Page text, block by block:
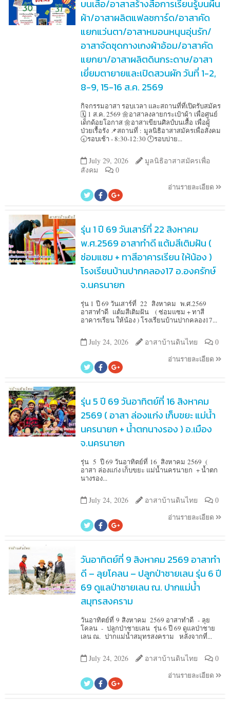
บนเสื้อ/อาสาสร้างสื่อการเรียนรู้บนผืน
ผ้า/อาสาผลิตแฟลชการ์ด/อาสาคัด
แยกแว่นตา/อาสาหมอนหนุนอุ่นรัก/
อาสาจัดชุดกางเกงผ้าอ้อม/อาสาคัด
แยกยา/อาสาผลิตดินกระดาษ/อาสา
เยี่ยมตายายและเปิดสวนผัก วันที่ 1-2,
8-9, 15-16 ส.ค. 2569
กิจกรรมอาสา รอบเวลา และสถานที่ที่เปิดรับสมัคร
🗓️ 1 ส.ค. 2569 🌼อาสาลงลายกระเป๋าผ้า เพื่อศูนย์
เด็กด้อยโอกาส 🌼อาสาเขียนศิลป์บนเสื้อ เพื่อผู้
ป่วยเรื้อรัง 📌สถานที่ : มูลนิธิอาสาสมัครเพื่อสังคม
🕣รอบเช้า - 8:30-12:30 🕛รอบบ่าย...
July 29, 2026
มูลนิธิอาสาสมัครเพื่อ
สังคม
0
อ่านรายละเอียด
รุ่น 1 ปี 69 วันเสาร์ที่ 22 สิงหาคม
พ.ศ.2569 อาสาทำดี แต้มสีเติมฝัน (
ซ่อมแซม + ทาสีอาคารเรียน ให้น้อง )
โรงเรียนบ้านปากคลอง17 อ.องครักษ์
จ.นครนายก
รุ่น 1 ปี 69 วันเสาร์ที่ 22 สิงหาคม พ.ศ.2569
อาสาทำดี แต้มสีเติมฝัน ( ซ่อมแซม + ทาสี
อาคารเรียน ให้น้อง ) โรงเรียนบ้านปากคลอง17...
July 24, 2026 อาสาบ้านดินไทย 0
อ่านรายละเอียด
รุ่น 5 ปี 69 วันอาทิตย์ที่ 16 สิงหาคม
2569 ( อาสา ล่องแก่ง เก็บขยะ แม่น้ำ
นครนายก + น้ำตกนางรอง ) อ.เมือง
จ.นครนายก
รุ่น 5 ปี 69 วันอาทิตย์ที่ 16 สิงหาคม 2569 (
อาสา ล่องแก่ง เก็บขยะ แม่น้ำนครนายก + น้ำตก
นางรอง...
July 24, 2026 อาสาบ้านดินไทย 0
อ่านรายละเอียด
วันอาทิตย์ที่ 9 สิงหาคม 2569 อาสาทำ
ดี – ลุยโคลน – ปลูกป่าชายเลน รุ่น 6 ปี
69 ดูแลป่าชายเลน ณ. ปากแม่น้ำ
สมุทรสงคราม
วันอาทิตย์ที่ 9 สิงหาคม 2569 อาสาทำดี - ลุย
โคลน - ปลูกป่าชายเลน รุ่น 6 ปี 69 ดูแลป่าชาย
เลน ณ. ปากแม่น้ำสมุทรสงคราม หลังจากที่...
July 24, 2026 อาสาบ้านดินไทย 0
อ่านรายละเอียด